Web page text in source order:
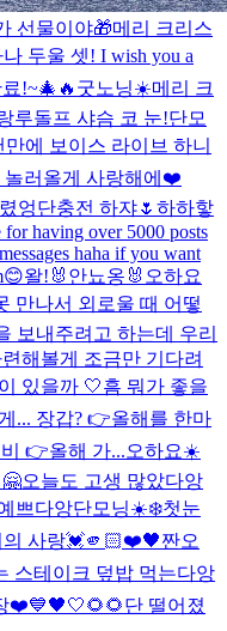
선물이야🎁메리 크리스
두울 셋! I wish you a
!~🎄🔥 굿노닝☀️메리 크
루돌프 샤슴 코 눈!단모
만에 보이스 라이브 하니
놀러올게 사랑해에❤️
엉단충전 하쟈🌷 하하핳
having over 5000 posts
haha if you want
왈!🐰 안뇨옹🐰 오하요
만나서 외로울 때 어떻
보내주려고 하는데 우리
해볼게 조금만 기다려
있을까 🤍흠 뭐가 좋을
... 장갑? 👉올해를 한마
👉올해 가...오하요☀️
오늘도 고생 많았다앙
쁘다앙단모닝☀️❄️첫눈
의 사랑💓🫵🏻❤️🖤짠오
스테이크 덮밥 먹는다앙
❤️💙🖤🤍🌻🌻단 떨어졌